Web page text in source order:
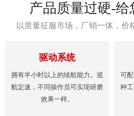
产品质量过硬-给
以质量征服市场，厂销一体，价
驱动系统
拥有半小时以上的续航能力。巡
航定速，不同操作员可实现研磨
效果一样。
可
种